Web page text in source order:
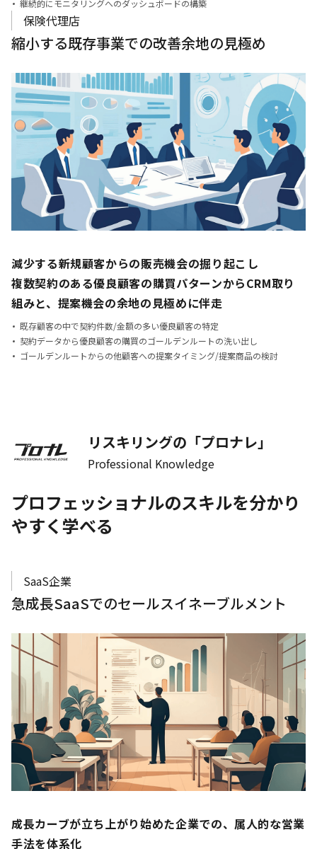
継続的にモニタリングへのダッシュボードの構築
保険代理店
縮小する既存事業での改善余地の見極め
減少する新規顧客からの販売機会の掘り起こし
複数契約のある優良顧客の購買パターンからCRM取り
組みと、 提案機会の余地の見極めに伴走
既存顧客の中で契約件数/金額の多い優良顧客の特定
契約データから優良顧客の購買のゴールデンルートの洗い出し
ゴールデンルートからの他顧客への提案タイミング/提案商品の検討
リスキリングの「プロナレ」
Professional Knowledge
プロフェッショナルのスキルを分かり
やすく学べる
SaaS企業
急成長SaaSでのセールスイネーブルメント
成長カーブが立ち上がり始めた企業での、属人的な営業
手法を体系化